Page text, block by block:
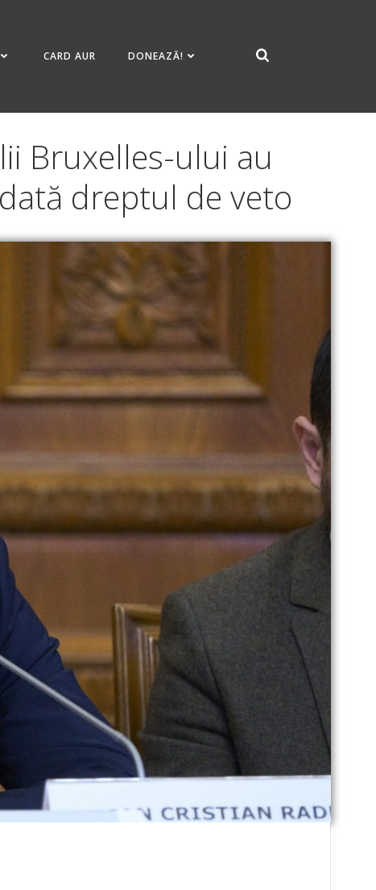
CARD AUR DONEAZĂ!
Bruxelles-ului au
dreptul de veto